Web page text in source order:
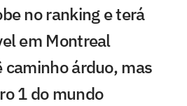
no ranking e terá
em Montreal
caminho árduo, mas
1 do mundo